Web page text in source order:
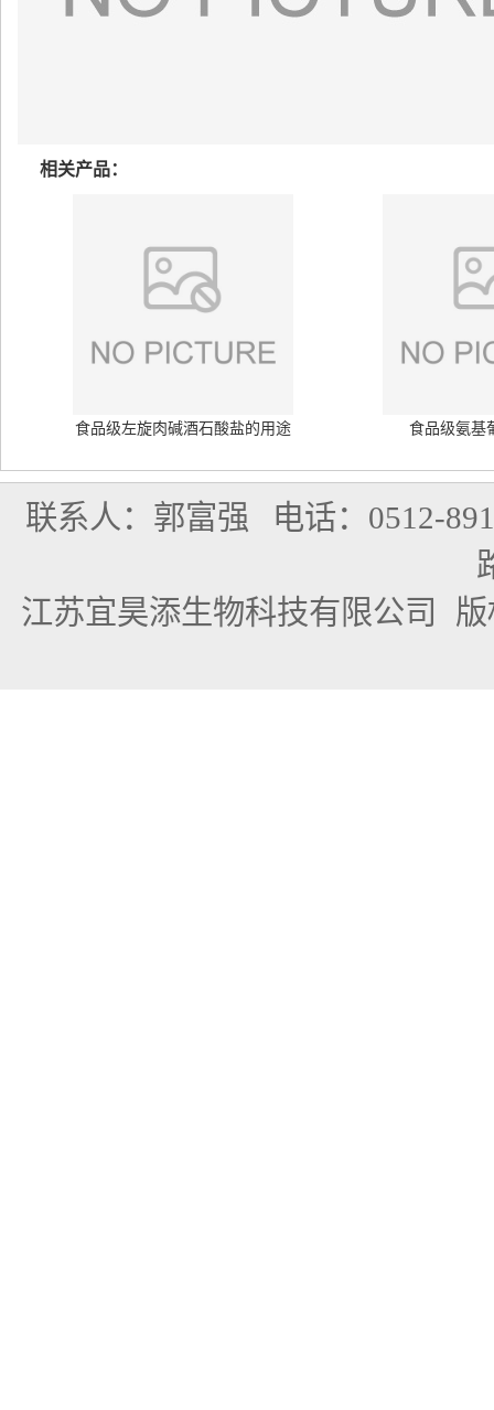
相关产品：
食品级左旋肉碱酒石酸盐的用途 食品级氨基
联系人：郭富强 电话：0512-
江苏宜昊添生物科技有限公司